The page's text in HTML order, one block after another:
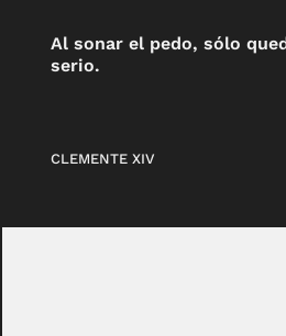
Al sonar el pedo, sólo
serio.
CLEMENTE XIV